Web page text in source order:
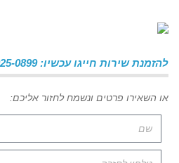
להזמנת שירות חייגו עכשיו: 055-925-0899
או השאירו פרטים ונשמח לחזור אליכם: